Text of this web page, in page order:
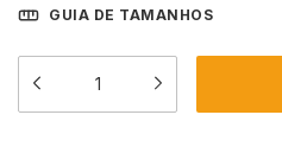
GUIA DE TAMANHOS